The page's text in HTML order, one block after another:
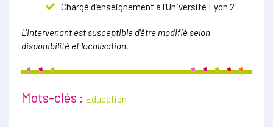
Chargé d’enseignement à l’Université Lyon 2
L'intervenant est susceptible d'être modifié selon
disponibilité et localisation.
Mots-clés : Education